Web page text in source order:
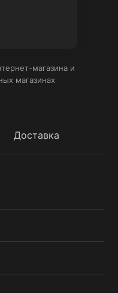
магазина и
магазинах
Доставка